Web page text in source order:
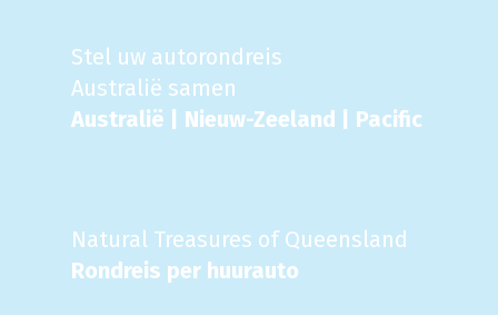
Stel uw autorondreis
Australië samen
Australië | Nieuw-Zeeland | Pacific
Natural Treasures of Queensland
Rondreis per huurauto